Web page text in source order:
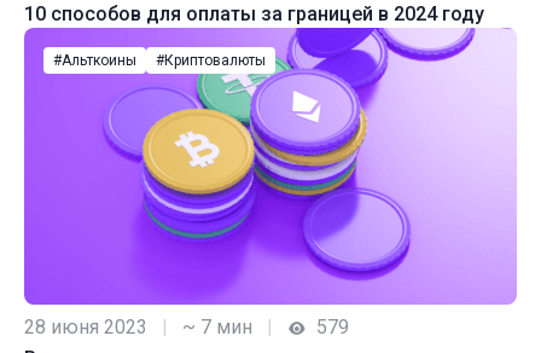
10 способов для оплаты за границей в 2024 году
#Альткоины #Криптовалюты
28 июня 2023 | ~ 7 мин |
579